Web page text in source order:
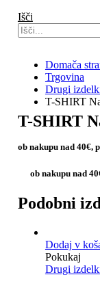
Išči
Domača
Trgovina
Drugi
T-SHIRT
T-SHIRT
ob nakupu nad 40€,
ob nakupu nad
Podobni
Dodaj v
Pokukaj
Drugi